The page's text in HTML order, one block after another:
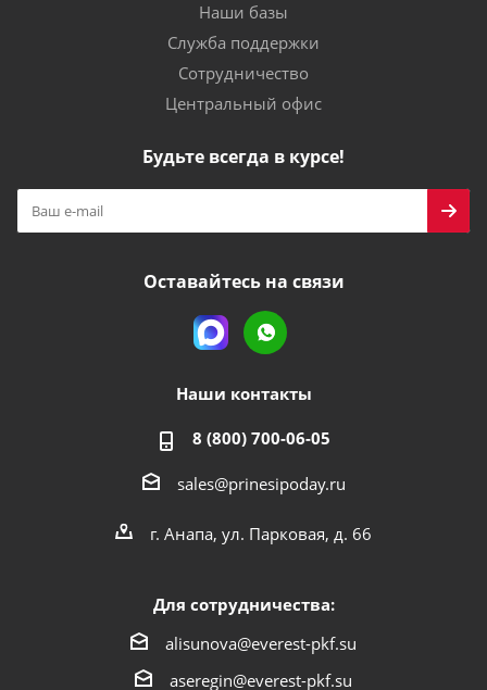
Наши базы
Служба поддержки
Сотрудничество
Центральный офис
Будьте всегда в курсе!
Оставайтесь на связи
Наши контакты
8 (800) 700-06-05
sales@prinesipoday.ru
г. Анапа, ул. Парковая, д. 66
Для сотрудничества:
alisunova@everest-pkf.su
aseregin@everest-pkf.su